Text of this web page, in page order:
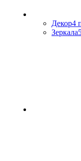
Декор4
Зеркала